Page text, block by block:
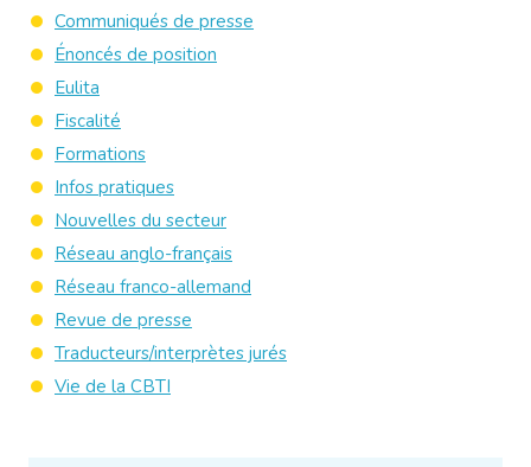
Communiqués de presse
Énoncés de position
Eulita
Fiscalité
Formations
Infos pratiques
Nouvelles du secteur
Réseau anglo-français
Réseau franco-allemand
Revue de presse
Traducteurs/interprètes jurés
Vie de la CBTI